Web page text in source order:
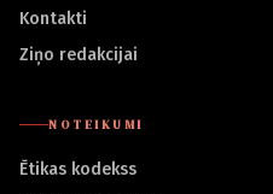
Kontakti
Ziņo redakcijai
NOTEIKUMI
Ētikas kodekss